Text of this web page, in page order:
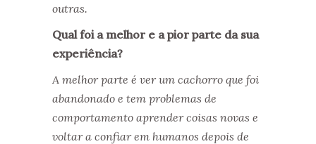
outras.
Qual foi a melhor e a pior parte da sua
experiência?
A melhor parte é ver um cachorro que foi
abandonado e tem problemas de
comportamento aprender coisas novas e
voltar a confiar em humanos depois de